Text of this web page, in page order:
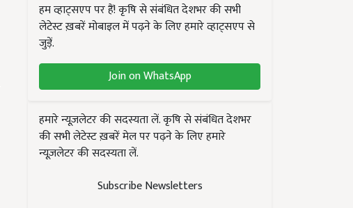
हम व्हाट्सएप पर हैं! कृषि से संबंधित देशभर की सभी
लेटेस्ट ख़बरें मोबाइल में पढ़ने के लिए हमारे व्हाट्सएप से
जुड़ें.
Join on WhatsApp
हमारे न्यूज़लेटर की सदस्यता लें. कृषि से संबंधित देशभर
की सभी लेटेस्ट ख़बरें मेल पर पढ़ने के लिए हमारे
न्यूज़लेटर की सदस्यता लें.
Subscribe Newsletters